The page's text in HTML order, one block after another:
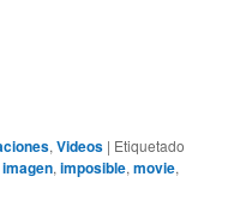
,Videos | Etiquetado
imagen,imposible,movie,